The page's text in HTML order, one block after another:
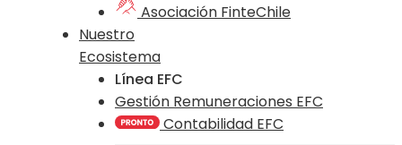
Asociación FinteChile
Nuestro
Ecosistema
Línea EFC
Gestión Remuneraciones EFC
Contabilidad EFC